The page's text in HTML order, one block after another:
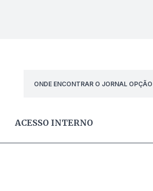
ONDE ENCONTRAR O JORNAL OPÇÃO
ACESSO INTERNO